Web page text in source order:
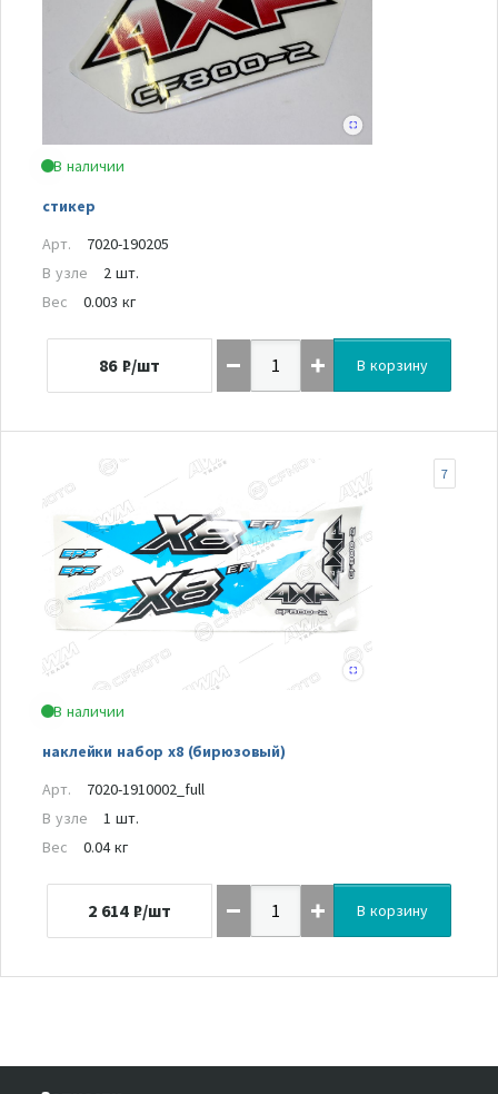
В наличии
стикер
Арт.
7020-190205
В узле
2 шт.
Вес
0.003 кг
86 ₽/шт В корзину
В наличии
наклейки набор x8 (бирюзовый)
7
Арт.
7020-1910002_full
В узле
1 шт.
Вес
0.04 кг
2 614 ₽/шт В корзину